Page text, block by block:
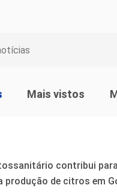
Mais vistos
contribui para
produção de citros em